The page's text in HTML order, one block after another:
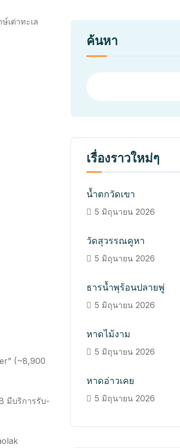
เต่าทะเล
(~8,900
มีบริการรับ-
ค้นหา
เรื่องราวใหม่ๆ
น้ำตกวัดเขา
5 มิถุนายน 2026
วัดสุวรรณคูหา
5 มิถุนายน 2026
ธารน้ำพุร้อนปลายพู่
5 มิถุนายน 2026
หาดไม้งาม
5 มิถุนายน 2026
หาดอ่าวเคย
5 มิถุนายน 2026